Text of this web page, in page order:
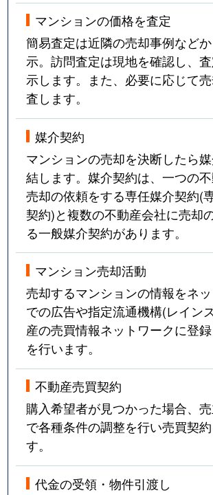
マンションの価格を査定
簡易査定は近隣の売却事例など
示。訪問査定は現地を確認し、
示します。また、必要に応じて
査します。
媒介契約
マンションの売却を決断したら
結します。媒介契約は、一つの
売却の依頼をする専任媒介契約(
契約)と複数の不動産会社に売却
る一般媒介契約があります。
マンション売却活動
売却するマンションの情報をネ
での広告や指定流通機構(レイン
産の売買情報ネットワークに登
を行います。
不動産売買契約
購入希望者が見つかった場合、
で各種条件の調整を行い売買契
す。
代金の受領・物件引渡し